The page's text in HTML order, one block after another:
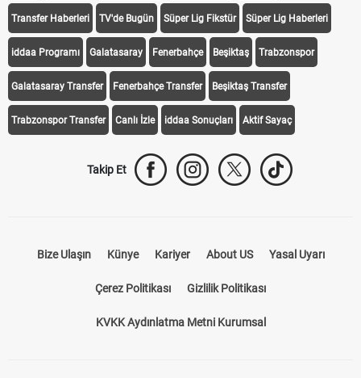
Transfer Haberleri TV'de Bugün Süper Lig Fikstür Süper Lig Haberleri
iddaa Programı Galatasaray Fenerbahçe Beşiktaş Trabzonspor
Galatasaray Transfer Fenerbahçe Transfer Beşiktaş Transfer
Trabzonspor Transfer Canlı İzle iddaa Sonuçları Aktif Sayaç
Takip Et
Bize Ulaşın Künye Kariyer About US Yasal Uyarı
Çerez Politikası Gizlilik Politikası
KVKK Aydınlatma Metni Kurumsal